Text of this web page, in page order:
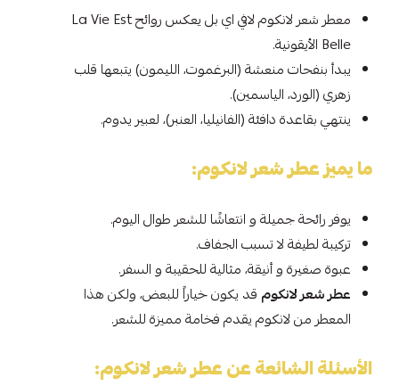
معطر شعر لانكوم لافي اي بل يعكس روائح La Vie Est
Belle الأيقونية.
يبدأ بنفحات منعشة (البرغموت، الليمون) يتبعها قلب
زهري (الورد، الياسمين).
ينتهي بقاعدة دافئة (الفانيليا، العنبر)، لعبير يدوم.
ما يميز عطر شعر لانكوم:
يوفر رائحة جميلة و انتعاشًا للشعر طوال اليوم.
تركيبة لطيفة لا تسبب الجفاف.
عبوة صغيرة و أنيقة، مثالية للحقيبة و السفر.
عطر شعر لانكوم قد يكون خياراً للبعض، ولكن هذا
المعطر من لانكوم يقدم فخامة مميزة للشعر.
الأسئلة الشائعة عن عطر شعر لانكوم: